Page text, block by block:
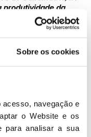
Sobre os cookies
navegação e
o Website e os
para analisar a sua
produtividade da
mais”.
interventivos na
mais crescimento
para aquilo que é
a olhar para os
discutir com
Queremos